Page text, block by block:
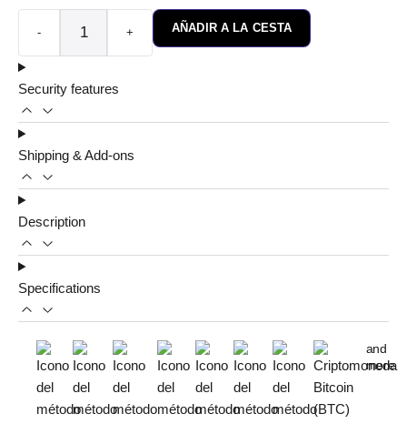
- + AÑADIR A LA CESTA
Security features
Shipping & Add-ons
Description
Specifications
and
more